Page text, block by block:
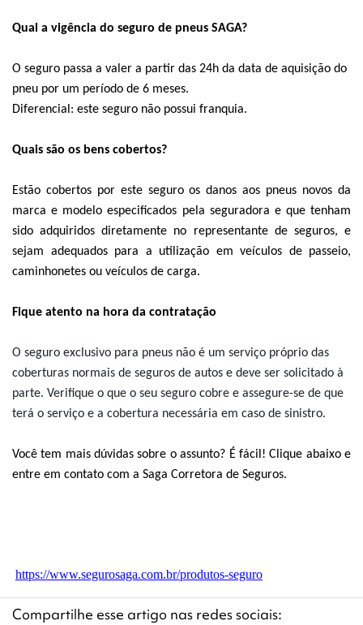
Qual a vigência do seguro de pneus SAGA?
O seguro passa a valer a partir das 24h da data de aquisição do
pneu por um período de 6 meses.
Diferencial: este seguro não possui franquia.
Quais são os bens cobertos?
Estão cobertos por este seguro os danos aos pneus novos da
marca e modelo especificados pela seguradora e que tenham
sido adquiridos diretamente no representante de seguros, e
sejam adequados para a utilização em veículos de passeio,
caminhonetes ou veículos de carga.
Fique atento na hora da contratação
O seguro exclusivo para pneus não é um serviço próprio das
coberturas normais de seguros de autos e deve ser solicitado à
parte. Verifique o que o seu seguro cobre e assegure-se de que
terá o serviço e a cobertura necessária em caso de sinistro.
Você tem mais dúvidas sobre o assunto? É fácil! Clique abaixo e
entre em contato com a Saga Corretora de Seguros.
https://www.segurosaga.com.br/produtos-seguro
Compartilhe esse artigo nas redes sociais: